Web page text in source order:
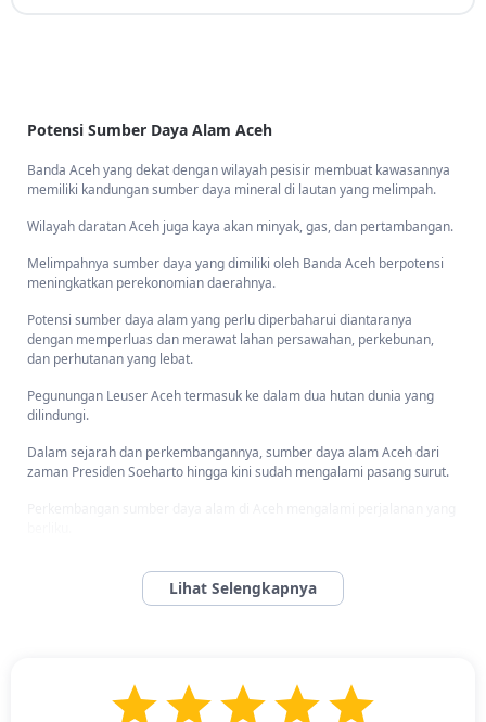
Potensi Sumber Daya Alam Aceh
Banda Aceh yang dekat dengan wilayah pesisir membuat kawasannya
memiliki kandungan sumber daya mineral di lautan yang melimpah.
Wilayah daratan Aceh juga kaya akan minyak, gas, dan pertambangan.
Melimpahnya sumber daya yang dimiliki oleh Banda Aceh berpotensi
meningkatkan perekonomian daerahnya.
Potensi sumber daya alam yang perlu diperbaharui diantaranya
dengan memperluas dan merawat lahan persawahan, perkebunan,
dan perhutanan yang lebat.
Pegunungan Leuser Aceh termasuk ke dalam dua hutan dunia yang
dilindungi.
Dalam sejarah dan perkembangannya, sumber daya alam Aceh dari
zaman Presiden Soeharto hingga kini sudah mengalami pasang surut.
alam yang berbasis kemerdekaan dan kemakmuran.